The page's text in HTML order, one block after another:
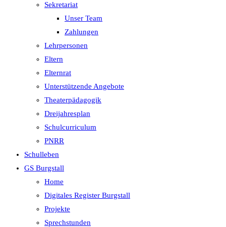
Sekretariat
Unser Team
Zahlungen
Lehrpersonen
Eltern
Elternrat
Unterstützende Angebote
Theaterpädagogik
Dreijahresplan
Schulcurriculum
PNRR
Schulleben
GS Burgstall
Home
Digitales Register Burgstall
Projekte
Sprechstunden